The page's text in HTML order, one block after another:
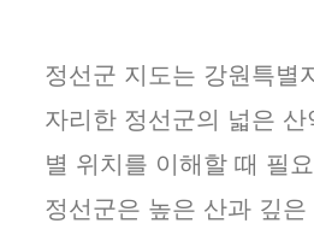
정선군 지도는 강원특별
자리한 정선군의 넓은 산
별 위치를 이해할 때 필
정선군은 높은 산과 깊은